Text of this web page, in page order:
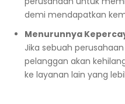
demi mendapatkan
Menurunnya
Jika sebuah
pelanggan akan
ke layanan lain yang